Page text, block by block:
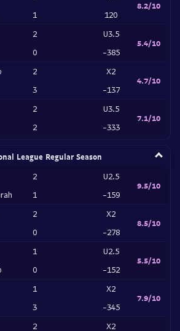
1
120
8.2/10
2
0
U3.5
-385
5.4/10
2
3
X2
-137
4.7/10
2
2
U3.5
-333
7.1/10
League Regular Season
2
1
U2.5
-159
9.5/10
2
0
X2
-278
8.5/10
1
0
U2.5
-152
5.5/10
1
3
X2
-345
7.9/10
2
X2